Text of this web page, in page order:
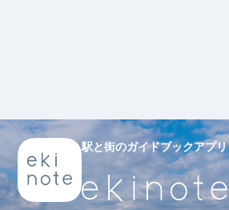
駅と街のガイドブックアプリ